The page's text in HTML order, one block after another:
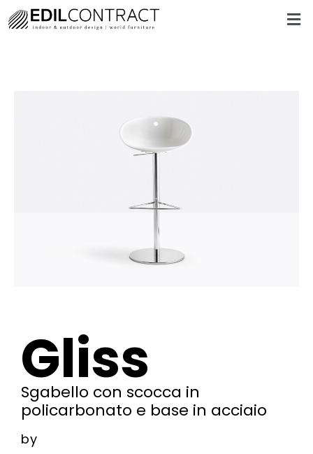
Gliss
Sgabello con scocca in
policarbonato e base in acciaio
by